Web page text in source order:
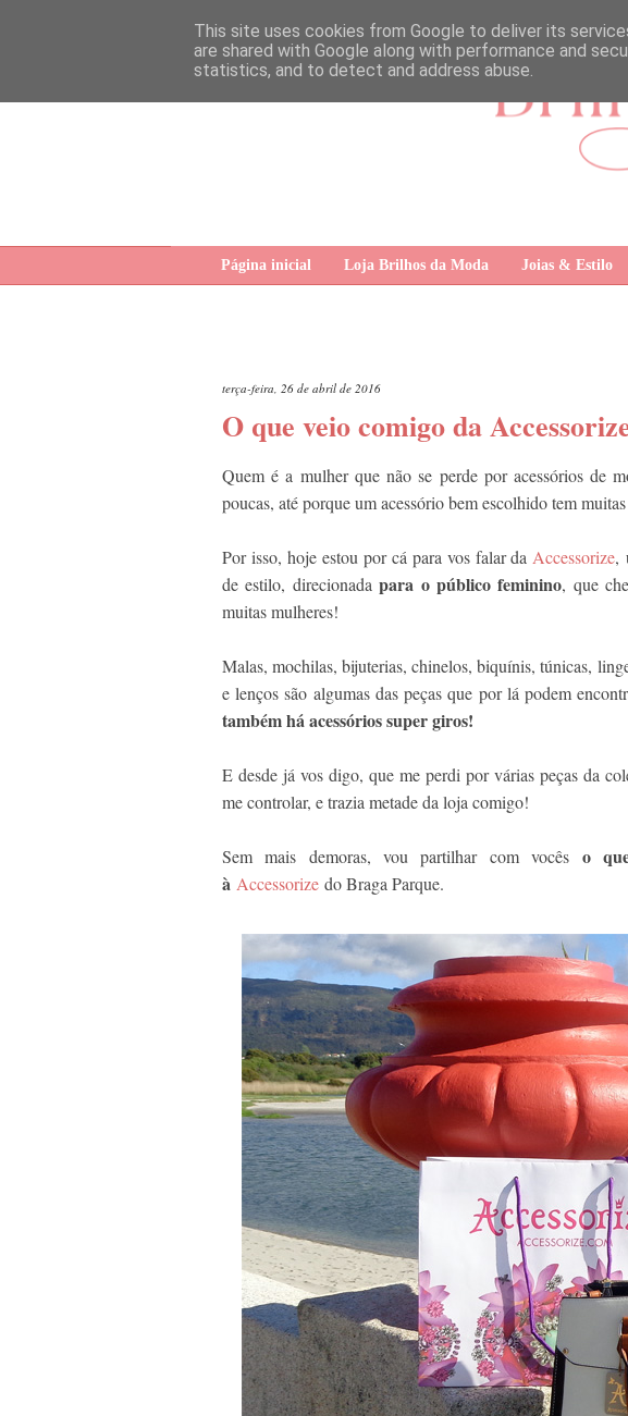
Página inicial Loja Brilhos da Moda Joias & Estilo
terça-feira, 26 de abril de 2016
O que veio comigo da
Quem é a mulher que não se perde por acessórios de
poucas, até porque um acessório bem escolhido tem
Por isso, hoje estou por cá para vos falar da Accessorize,
de estilo, direcionadapara o público feminino, que
muitas mulheres!
Malas, mochilas, bijuterias, chinelos, biquínis, túnicas,
e lenços são algumas das peças que por lá podem
também há acessórios super giros!
E desde já vos digo, que me perdi por várias peças da
me controlar, e trazia metade da loja comigo!
Sem mais demoras, vou partilhar com vocês o
à Accessorize do Braga Parque.
This site uses cookies from Google to deliver its
are shared with Google along with performance and
statistics, and to detect and address abuse.